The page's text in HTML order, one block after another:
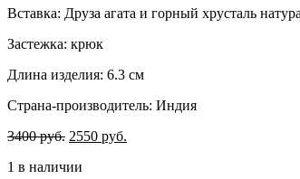
Вставка: Друза агата и горный хрусталь
Застежка: крюк
Длина изделия: 6.3 см
Страна-производитель: Индия
3400руб. 2550 руб.
1 в наличии